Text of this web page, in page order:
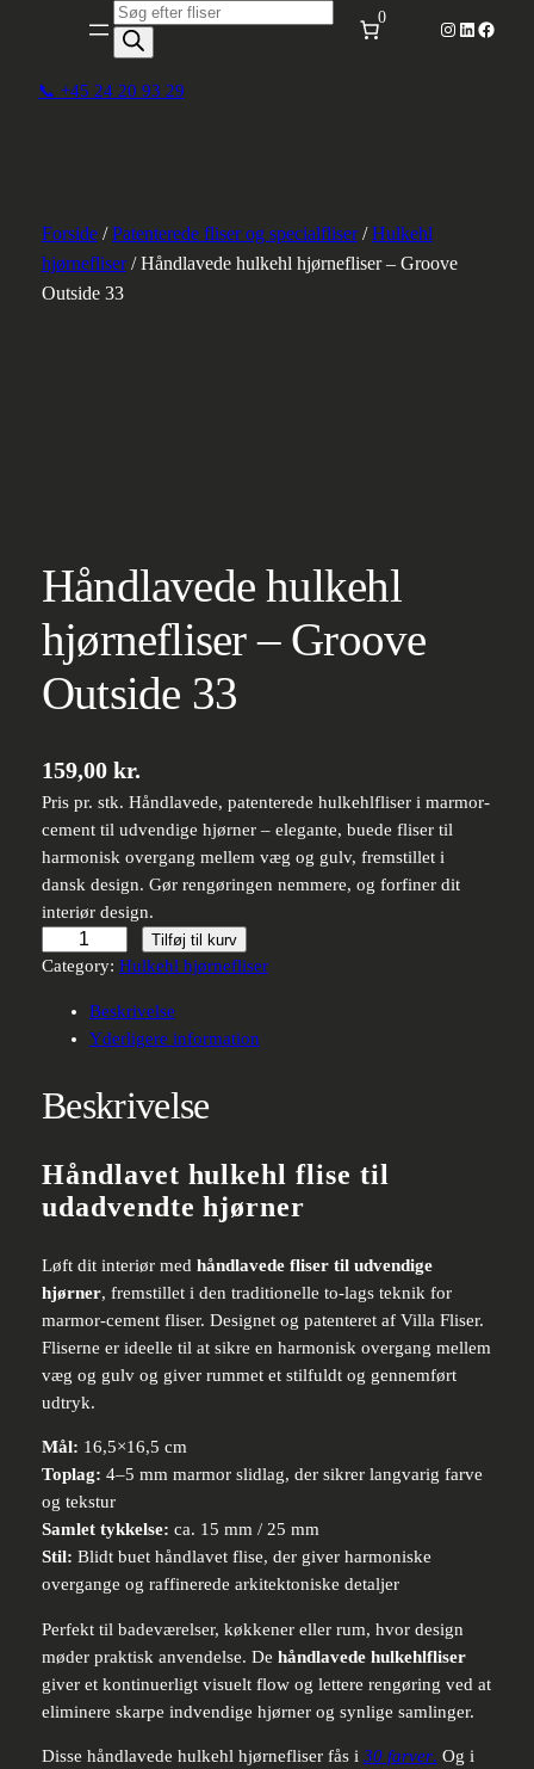
Produktsøgning 0 Instagram
LinkedIn
📞 +45 24 20 93 29
Forside/Patenterede fliser og specialfliser/Hulkehl
hjørnefliser/ Håndlavede hulkehl hjørnefliser – Groove
Outside 33
Håndlavede hulkehl
hjørnefliser – Groove
Outside 33
159,00 kr.
Pris pr. stk. Håndlavede, patenterede hulkehlfliser i marmor-
cement til udvendige hjørner – elegante, buede fliser til
harmonisk overgang mellem væg og gulv, fremstillet i
dansk design. Gør rengøringen nemmere, og forfiner dit
interiør design.
Håndlavede
hulkehl
Groove
33
Tilføj til kurv
Category: Hulkehl hjørnefliser
Beskrivelse
Yderligere information
Beskrivelse
Håndlavet hulkehl flise til
udadvendte hjørner
Løft dit interiør med håndlavede fliser til udvendige
hjørner, fremstillet i den traditionelle to-lags teknik for
marmor-cement fliser. Designet og patenteret af Villa Fliser.
Fliserne er ideelle til at sikre en harmonisk overgang mellem
væg og gulv og giver rummet et stilfuldt og gennemført
udtryk.
Mål: 16,5×16,5 cm
Toplag: 4–5 mm marmor slidlag, der sikrer langvarig farve
og tekstur
Samlet tykkelse: ca. 15 mm / 25 mm
Stil: Blidt buet håndlavet flise, der giver harmoniske
overgange og raffinerede arkitektoniske detaljer
Perfekt til badeværelser, køkkener eller rum, hvor design
møder praktisk anvendelse. De håndlavede hulkehlfliser
giver et kontinuerligt visuelt flow og lettere rengøring ved at
eliminere skarpe indvendige hjørner og synlige samlinger.
Disse håndlavede hulkehl hjørnefliser fås i 30 farver. Og i